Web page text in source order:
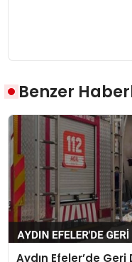
Benzer
Aydın Efeler’de